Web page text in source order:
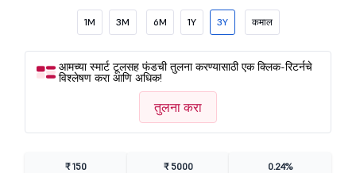
1M 3M 6M 1Y 3Y कमाल
आमच्या स्मार्ट टूलसह फंडची तुलना करण्यासाठी एक क्लिक-रिटर्नचे
विश्लेषण करा आणि अधिक!
तुलना करा
₹ 150 ₹ 5000 0.24%